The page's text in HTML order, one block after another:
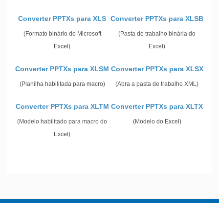
Converter PPTXs para XLS
(Formato binário do Microsoft
Excel)
Converter PPTXs para XLSB
(Pasta de trabalho binária do
Excel)
Converter PPTXs para XLSM
(Planilha habilitada para macro)
Converter PPTXs para XLSX
(Abra a pasta de trabalho XML)
Converter PPTXs para XLTM
(Modelo habilitado para macro do
Excel)
Converter PPTXs para XLTX
(Modelo do Excel)